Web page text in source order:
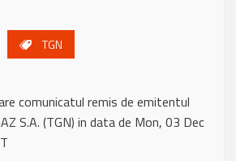
TGN
comunicatul remis de emitentul
S.A. (TGN) in data de Mon, 03 Dec